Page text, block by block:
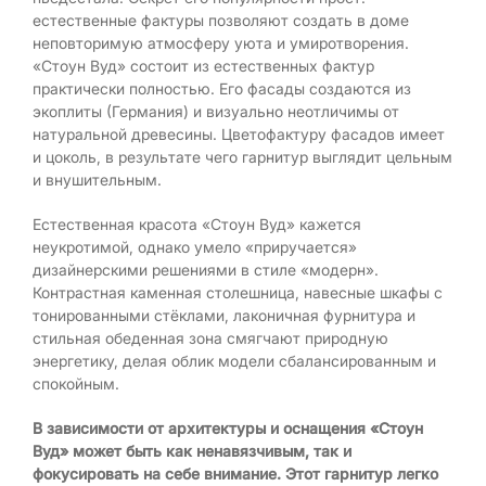
естественные фактуры позволяют создать в доме
неповторимую атмосферу уюта и умиротворения.
«Стоун Вуд» состоит из естественных фактур
практически полностью. Его фасады создаются из
экоплиты (Германия) и визуально неотличимы от
натуральной древесины. Цветофактуру фасадов имеет
и цоколь, в результате чего гарнитур выглядит цельным
и внушительным.
Естественная красота «Стоун Вуд» кажется
неукротимой, однако умело «приручается»
дизайнерскими решениями в стиле «модерн».
Контрастная каменная столешница, навесные шкафы с
тонированными стёклами, лаконичная фурнитура и
стильная обеденная зона смягчают природную
энергетику, делая облик модели сбалансированным и
спокойным.
В зависимости от архитектуры и оснащения «Стоун
Вуд» может быть как ненавязчивым, так и
фокусировать на себе внимание. Этот гарнитур легко